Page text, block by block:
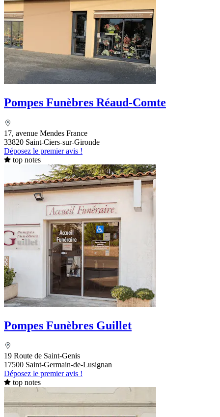
Pompes Funèbres Réaud-Comte
17, avenue Mendes France
33820 Saint-Ciers-sur-Gironde
Déposez le premier avis !
top notes
Pompes Funèbres Guillet
19 Route de Saint-Genis
17500 Saint-Germain-de-Lusignan
Déposez le premier avis !
top notes